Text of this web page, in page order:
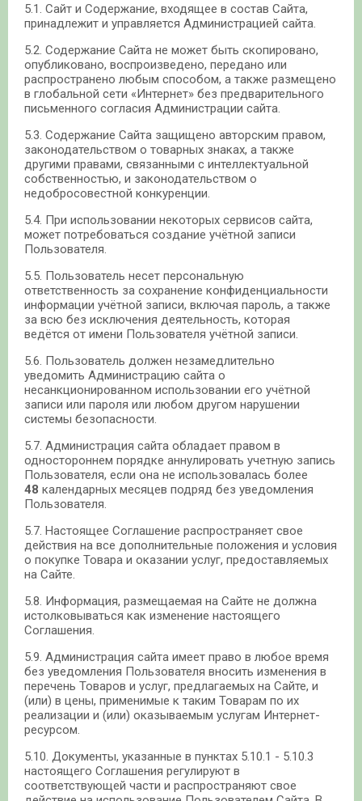
5.1. Сайт и Содержание, входящее в состав Сайта,
принадлежит и управляется Администрацией сайта.
5.2. Содержание Сайта не может быть скопировано,
опубликовано, воспроизведено, передано или
распространено любым способом, а также размещено
в глобальной сети «Интернет» без предварительного
письменного согласия Администрации сайта.
5.3. Содержание Сайта защищено авторским правом,
законодательством о товарных знаках, а также
другими правами, связанными с интеллектуальной
собственностью, и законодательством о
недобросовестной конкуренции.
5.4. При использовании некоторых сервисов сайта,
может потребоваться создание учётной записи
Пользователя.
5.5. Пользователь несет персональную
ответственность за сохранение конфиденциальности
информации учётной записи, включая пароль, а также
за всю без исключения деятельность, которая
ведётся от имени Пользователя учётной записи.
5.6. Пользователь должен незамедлительно
уведомить Администрацию сайта о
несанкционированном использовании его учётной
записи или пароля или любом другом нарушении
системы безопасности.
5.7. Администрация сайта обладает правом в
одностороннем порядке аннулировать учетную запись
Пользователя, если она не использовалась более
48 календарных месяцев подряд без уведомления
Пользователя.
5.7. Настоящее Соглашение распространяет свое
действия на все дополнительные положения и условия
о покупке Товара и оказании услуг, предоставляемых
на Сайте.
5.8. Информация, размещаемая на Сайте не должна
истолковываться как изменение настоящего
Соглашения.
5.9. Администрация сайта имеет право в любое время
без уведомления Пользователя вносить изменения в
перечень Товаров и услуг, предлагаемых на Сайте, и
(или) в цены, применимые к таким Товарам по их
реализации и (или) оказываемым услугам Интернет-
ресурсом.
5.10. Документы, указанные в пунктах 5.10.1 - 5.10.3
настоящего Соглашения регулируют в
соответствующей части и распространяют свое